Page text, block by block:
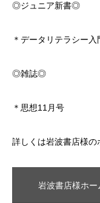
◎ジュニア新書◎
＊データリテラシー
◎雑誌◎
＊思想11月号
詳しくは岩波書店様の
岩波書店様ホー